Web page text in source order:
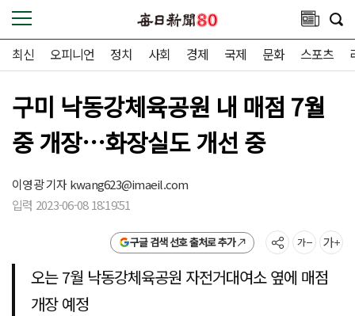
최신 오피니언 정치 사회 경제 국제 문화 스포츠
구미 낙동강체육공원 내 매점 7월
중 개장…화장실도 개선 중
이영광 기자kwang623@imaeil.com
입력 2023-06-08 18:19:51
구글 검색 선호 출처로 추가
오는 7월 낙동강체육공원 자전거대여소 옆에 매점
개장 예정